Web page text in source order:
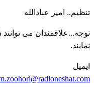
تنظیم.. امیر عبادالله
توجه...علاقمندان می
نمایند.
ایمیل